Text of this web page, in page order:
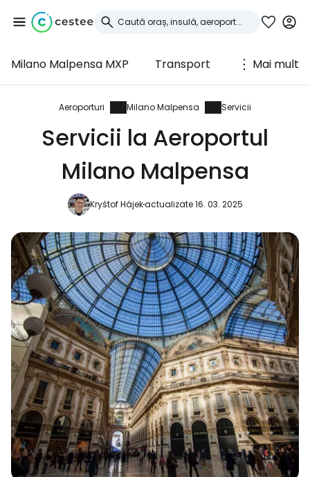
Milano Malpensa MXP Transport Mai mult
Aeroporturi Milano Malpensa Servicii
Servicii la Aeroportul
Milano Malpensa
Kryštof Hájekactualizate 16. 03. 2025
Conectați-vă la
Cestee
... comunitatea mondială a călătorilor
Continuați cu Google
Continuați cu Facebook
Continuați cu e-mailul